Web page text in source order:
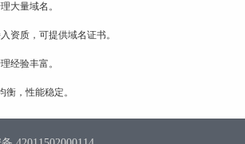
大量域名。
资质，可提供域名证书。
经验丰富。
衡，性能稳定。